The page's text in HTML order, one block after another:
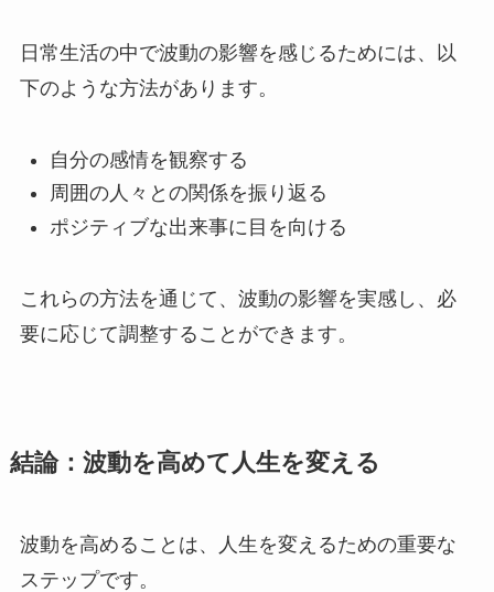
日常生活の中で波動の影響を感じるためには、以
下のような方法があります。
自分の感情を観察する
周囲の人々との関係を振り返る
ポジティブな出来事に目を向ける
これらの方法を通じて、波動の影響を実感し、必
要に応じて調整することができます。
結論：波動を高めて人生を変える
波動を高めることは、人生を変えるための重要な
ステップです。